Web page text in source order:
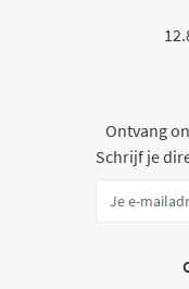
Ontvang
Schrijf je